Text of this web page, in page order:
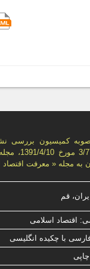
کمیسیون بررسی
شماره
به مجله « معرفت اقتصاد
قم
اقتصاد اسلامی
با چكیده انگلیسی
چاپی